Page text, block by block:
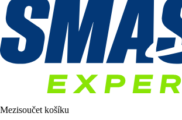
Mezisoučet košíku